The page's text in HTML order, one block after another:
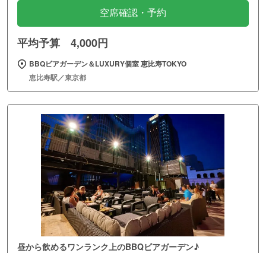
空席確認・予約
平均予算 4,000円
BBQビアガーデン＆LUXURY個室 恵比寿TOKYO
恵比寿駅／東京都
昼から飲めるワンランク上のBBQビアガーデン♪